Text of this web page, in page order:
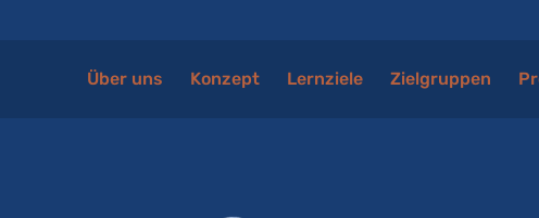
Über uns Konzept Lernziele Zielgruppen